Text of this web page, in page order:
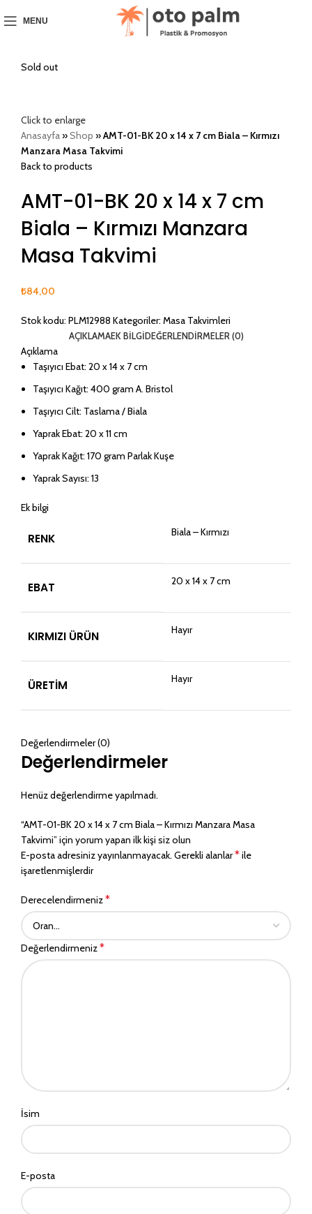
MENU
Sold out
Click to enlarge
Anasayfa»Shop »AMT-01-BK 20 x 14 x 7 cm Biala – Kırmızı
Manzara Masa Takvimi
Back to products
AMT-01-BK 20 x 14 x 7 cm
Biala – Kırmızı Manzara
Masa Takvimi
₺84,00
Stok kodu: PLM12988 Kategoriler: Masa Takvimleri
AÇIKLAMAEK BILGIDEĞERLENDIRMELER (0)
Açıklama
Taşıyıcı Ebat: 20 x 14 x 7 cm
Taşıyıcı Kağıt: 400 gram A. Bristol
Taşıyıcı Cilt: Taslama / Biala
Yaprak Ebat: 20 x 11 cm
Yaprak Kağıt: 170 gram Parlak Kuşe
Yaprak Sayısı: 13
Ek bilgi
RENK Biala – Kırmızı
EBAT 20 x 14 x 7 cm
KIRMIZI ÜRÜN Hayır
ÜRETIM Hayır
Değerlendirmeler (0)
Değerlendirmeler
Henüz değerlendirme yapılmadı.
“AMT-01-BK 20 x 14 x 7 cm Biala – Kırmızı Manzara Masa
Takvimi” için yorum yapan ilk kişi siz olun
E-posta adresiniz yayınlanmayacak. Gerekli alanlar*ile
işaretlenmişlerdir
Derecelendirmeniz*
Değerlendirmeniz*
İsim
E-posta